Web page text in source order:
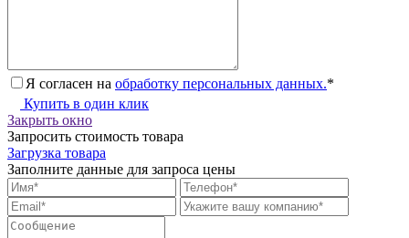
Я согласен на обработку персональных данных.*
Купить в один клик
Закрыть окно
Запросить стоимость товара
Загрузка товара
Заполните данные для запроса цены